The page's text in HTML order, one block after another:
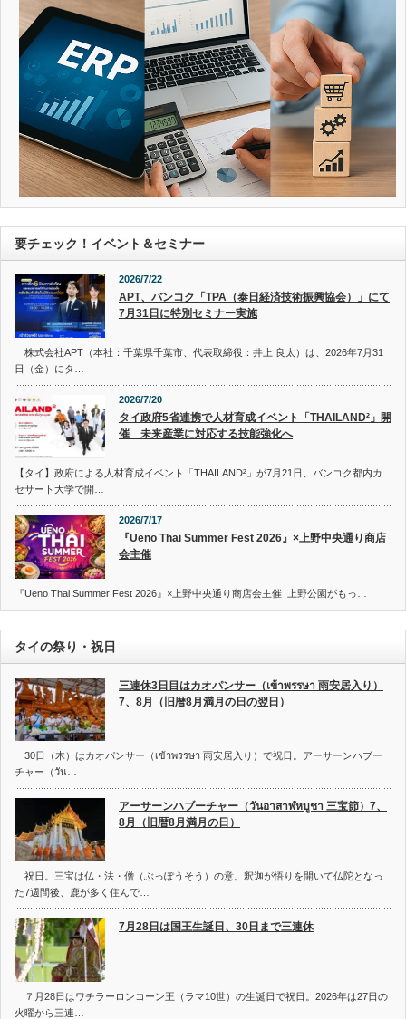
要チェック！イベント＆セミナー
2026/7/22
APT、バンコク「TPA（泰日経済技術振興協会）」にて
7月31日に特別セミナー実施
株式会社APT（本社：千葉県千葉市、代表取締役：井上 良太）は、2026年7月31
日（金）にタ…
2026/7/20
タイ政府5省連携で人材育成イベント「THAILAND²」開
催 未来産業に対応する技能強化へ
【タイ】政府による人材育成イベント「THAILAND²」が7月21日、バンコク都内カ
セサート大学で開…
2026/7/17
『Ueno Thai Summer Fest 2026』×上野中央通り商店
会主催
『Ueno Thai Summer Fest 2026』×上野中央通り商店会主催 上野公園がもっ…
タイの祭り・祝日
三連休3日目はカオパンサー（เข้าพรรษา 雨安居入り）
7、8月（旧暦8月満月の日の翌日）
30日（木）はカオパンサー（เข้าพรรษา 雨安居入り）で祝日。アーサーンハブー
チャー（วัน…
アーサーンハブーチャー（วันอาสาฬหบูชา 三宝節）7、
8月（旧暦8月満月の日）
祝日。三宝は仏・法・僧（ぶっぽうそう）の意。釈迦が悟りを開いて仏陀となっ
た7週間後、鹿が多く住んで…
7月28日は国王生誕日、30日まで三連休
７月28日はワチラーロンコーン王（ラマ10世）の生誕日で祝日。2026年は27日の
火曜から三連…